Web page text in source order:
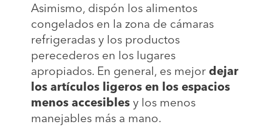
Asimismo, dispón los alimentos
congelados en la zona de cámaras
refrigeradas y los productos
perecederos en los lugares
apropiados. En general, es mejor dejar
los artículos ligeros en los espacios
menos accesiblesy los menos
manejables más a mano.